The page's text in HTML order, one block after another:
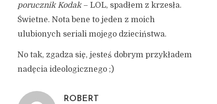
porucznik Kodak– LOL, spadłem z krzesła.
Świetne. Nota bene to jeden z moich
ulubionych seriali mojego dzieciństwa.
No tak, zgadza się, jesteś dobrym przykładem
nadęcia ideologicznego ;)
ROBERT